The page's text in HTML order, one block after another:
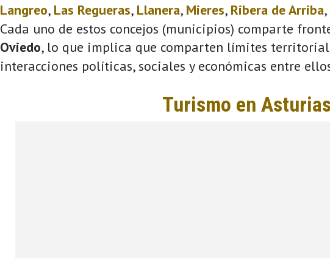
Langreo, Las Regueras, Llanera, Mieres, Ribera de Arriba,
Cada uno de estos concejos (municipios) comparte
Oviedo, lo que implica que comparten límites
interacciones políticas, sociales y económicas entre